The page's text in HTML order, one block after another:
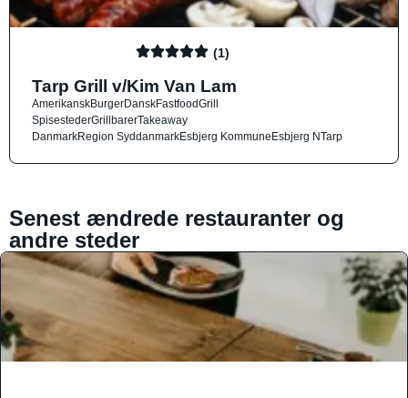
(1)
Tarp Grill v/Kim Van Lam
AmerikanskBurgerDanskFastfoodGrill
SpisestederGrillbarerTakeaway
DanmarkRegion SyddanmarkEsbjerg KommuneEsbjerg NTarp
Senest ændrede restauranter og
andre steder